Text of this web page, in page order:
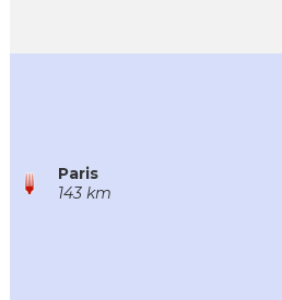
Paris
143 km